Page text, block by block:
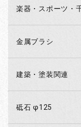
楽器・スポーツ・
金属ブラシ
建築・塗装関連
砥石 φ125